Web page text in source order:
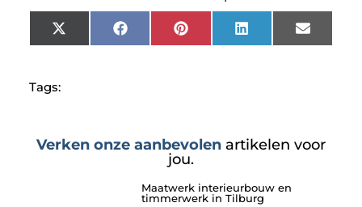
X
(Twitter)
FacebookPinterest LinkedIn Email
Tags:
Verken onze aanbevolen artikelen voor
jou.
Maatwerk interieurbouw en
timmerwerk in Tilburg